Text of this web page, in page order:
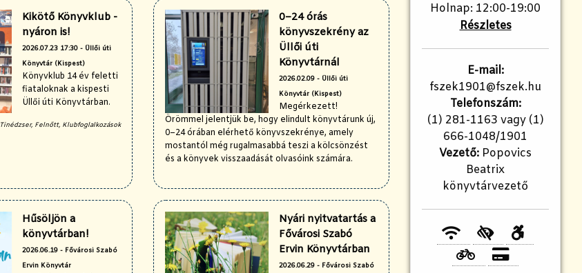
Kikötő Könyvklub -
nyáron is!
2026.07.23 17:30 - Üllői úti
Könyvtár (Kispest)
Könyvklub 14 év feletti
fiataloknak a kispesti
Üllői úti Könyvtárban.
Tinédzser, Felnőtt, Klubfoglalkozások
0–24 órás
könyvszekrény az
Üllői úti
Könyvtárnál
2026.02.09 - Üllői úti
Könyvtár (Kispest)
Megérkezett!
Örömmel jelentjük be, hogy elindult könyvtárunk új,
0–24 órában elérhető könyvszekrénye, amely
mostantól még rugalmasabbá teszi a kölcsönzést
és a könyvek visszaadását olvasóink számára.
Hűsöljön a
könyvtárban!
2026.06.19 - Fővárosi Szabó
Ervin Könyvtár
Nyári nyitvatartás a
Fővárosi Szabó
Ervin Könyvtárban
2026.06.29 - Fővárosi Szabó
Holnap: 12:00-19:00
Részletes
E-mail:
fszek1901@fszek.hu​
Telefonszám:
(1) 281-1163 vagy (1)
666-1048/1901
Vezető: Popovics
Beatrix
könyvtárvezető